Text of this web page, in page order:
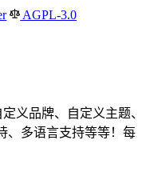
AGPL-3.0
义品牌、自定义主题、
、多语言支持等等！每